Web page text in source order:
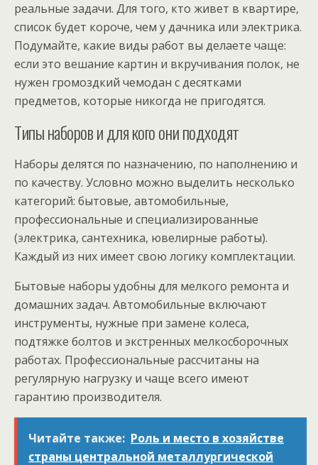
реальные задачи. Для того, кто живет в квартире,
список будет короче, чем у дачника или электрика.
Подумайте, какие виды работ вы делаете чаще:
если это вешание картин и вкручивания полок, не
нужен громоздкий чемодан с десятками
предметов, которые никогда не пригодятся.
Типы наборов и для кого они подходят
Наборы делятся по назначению, по наполнению и
по качеству. Условно можно выделить несколько
категорий: бытовые, автомобильные,
профессиональные и специализированные
(электрика, сантехника, ювелирные работы).
Каждый из них имеет свою логику комплектации.
Бытовые наборы удобны для мелкого ремонта и
домашних задач. Автомобильные включают
инструменты, нужные при замене колеса,
подтяжке болтов и экстренных мелкосборочных
работах. Профессиональные рассчитаны на
регулярную нагрузку и чаще всего имеют
гарантию производителя.
Читайте также: Роль и место в хозяйстве
страны центральной металлургической